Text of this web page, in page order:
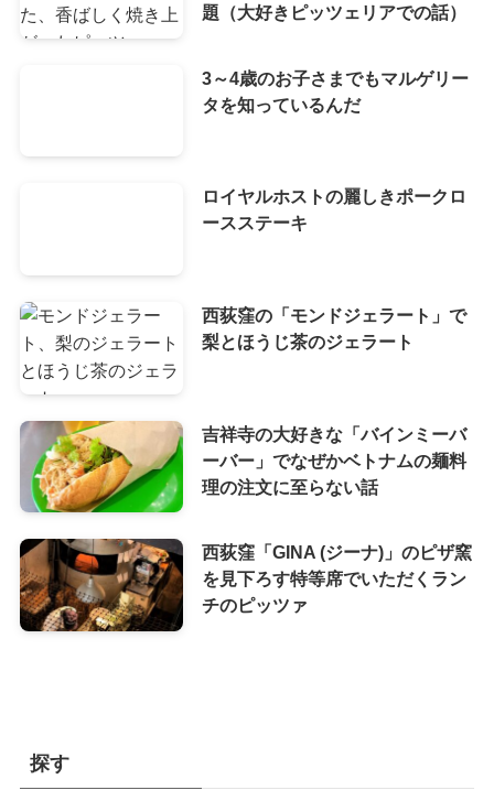
題（大好きピッツェリアでの話）
3～4歳のお子さまでもマルゲリー
タを知っているんだ
ロイヤルホストの麗しきポークロ
ースステーキ
西荻窪の「モンドジェラート」で
梨とほうじ茶のジェラート
吉祥寺の大好きな「バインミーバ
ーバー」でなぜかベトナムの麺料
理の注文に至らない話
西荻窪「GINA (ジーナ)」のピザ窯
を見下ろす特等席でいただくラン
チのピッツァ
探す